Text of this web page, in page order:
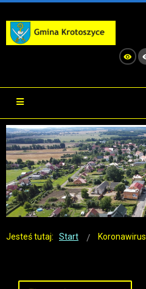
Jesteś tutaj: Start Koronawirus